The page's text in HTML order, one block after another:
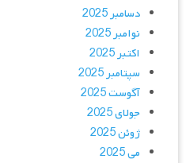
دسامبر 2025
نوامبر 2025
اکتبر 2025
سپتامبر 2025
آگوست 2025
جولای 2025
ژوئن 2025
می 2025